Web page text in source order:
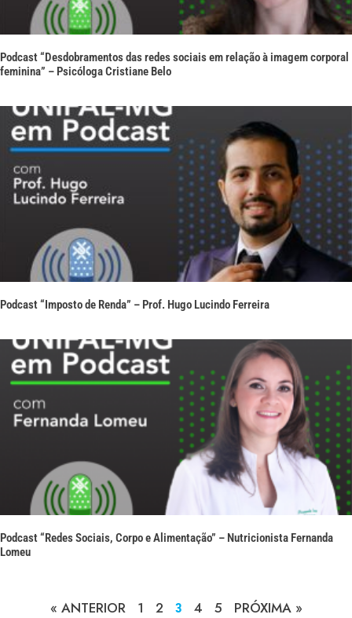
Podcast “Desdobramentos das redes sociais em relação à imagem corporal
feminina” – Psicóloga Cristiane Belo
Podcast “Imposto de Renda” – Prof. Hugo Lucindo Ferreira
Podcast “Redes Sociais, Corpo e Alimentação” – Nutricionista Fernanda
Lomeu
« ANTERIOR 1 2 3 4 5 PRÓXIMA »